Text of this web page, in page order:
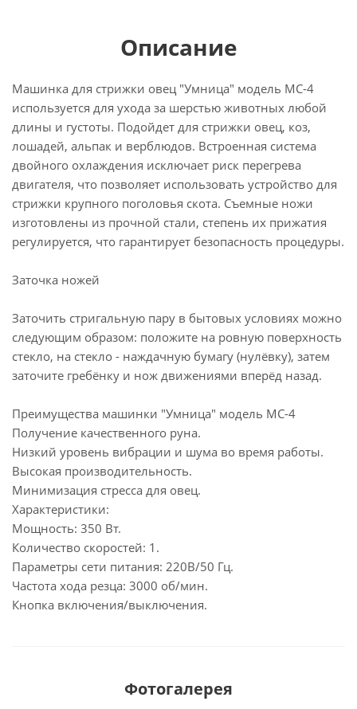
Описание
Машинка для стрижки овец "Умница" модель МС-4
используется для ухода за шерстью животных любой
длины и густоты. Подойдет для стрижки овец, коз,
лошадей, альпак и верблюдов. Встроенная система
двойного охлаждения исключает риск перегрева
двигателя, что позволяет использовать устройство для
стрижки крупного поголовья скота. Съемные ножи
изготовлены из прочной стали, степень их прижатия
регулируется, что гарантирует безопасность процедуры.
Заточка ножей
Заточить стригальную пару в бытовых условиях можно
следующим образом: положите на ровную поверхность
стекло, на стекло - наждачную бумагу (нулёвку), затем
заточите гребёнку и нож движениями вперёд назад.
Преимущества машинки "Умница" модель МС-4
Получение качественного руна.
Низкий уровень вибрации и шума во время работы.
Высокая производительность.
Минимизация стресса для овец.
Характеристики:
Мощность: 350 Вт.
Количество скоростей: 1.
Параметры сети питания: 220В/50 Гц.
Частота хода резца: 3000 об/мин.
Кнопка включения/выключения.
Фотогалерея